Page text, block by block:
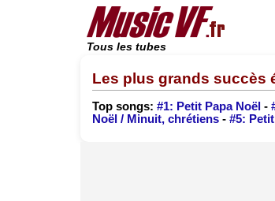
Tous les tubes
Les plus grands succès
Top songs: #1: Petit Papa Noël -
Noël / Minuit, chrétiens - #5: